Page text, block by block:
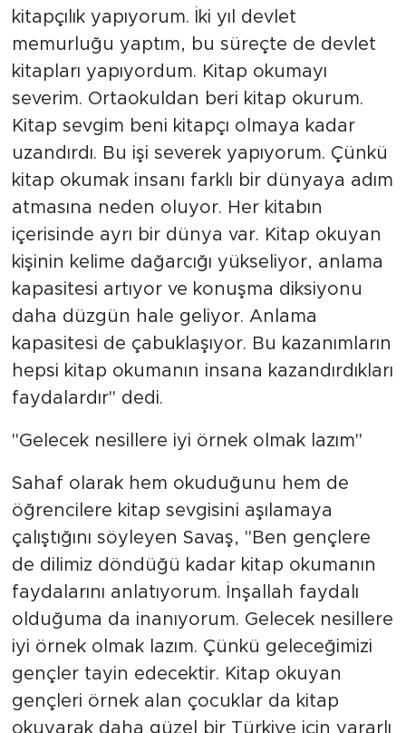
kitapçılık yapıyorum. İki yıl devlet
memurluğu yaptım, bu süreçte de devlet
kitapları yapıyordum. Kitap okumayı
severim. Ortaokuldan beri kitap okurum.
Kitap sevgim beni kitapçı olmaya kadar
uzandırdı. Bu işi severek yapıyorum. Çünkü
kitap okumak insanı farklı bir dünyaya adım
atmasına neden oluyor. Her kitabın
içerisinde ayrı bir dünya var. Kitap okuyan
kişinin kelime dağarcığı yükseliyor, anlama
kapasitesi artıyor ve konuşma diksiyonu
daha düzgün hale geliyor. Anlama
kapasitesi de çabuklaşıyor. Bu kazanımların
hepsi kitap okumanın insana kazandırdıkları
faydalardır" dedi.
"Gelecek nesillere iyi örnek olmak lazım"
Sahaf olarak hem okuduğunu hem de
öğrencilere kitap sevgisini aşılamaya
çalıştığını söyleyen Savaş, "Ben gençlere
de dilimiz döndüğü kadar kitap okumanın
faydalarını anlatıyorum. İnşallah faydalı
olduğuma da inanıyorum. Gelecek nesillere
iyi örnek olmak lazım. Çünkü geleceğimizi
gençler tayin edecektir. Kitap okuyan
gençleri örnek alan çocuklar da kitap
okuyarak daha güzel bir Türkiye için yararlı